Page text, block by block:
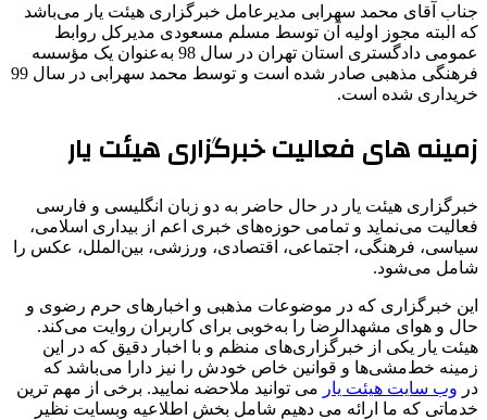
جناب آقای محمد سهرابی مدیرعامل خبرگزاری هیئت یار می‌باشد
که البته مجوز اولیه آن توسط مسلم مسعودی مدیرکل روابط‌
عمومی دادگستری استان تهران در سال 98 به‌عنوان یک مؤسسه
فرهنگی مذهبی صادر شده است و توسط محمد سهرابی در سال 99
خریداری شده است.
زمینه های فعالیتخبرگزاری هیئت یار
خبرگزاری هیئت یار در حال حاضر به دو زبان انگلیسی و فارسی
فعالیت می‌نماید و تمامی حوزه‌های خبری اعم از بیداری اسلامی،
سیاسی، فرهنگی، اجتماعی، اقتصادی، ورزشی، بین‌الملل، عکس را
شامل می‌شود.
این خبرگزاری که در موضوعات مذهبی و اخبارهای حرم رضوی و
حال و هوای مشهدالرضا را به‌خوبی برای کاربران روایت می‌کند.
هیئت یار یکی از خبرگزاری‌های منظم و با اخبار دقیق که در این
زمینه خط‌مشی‌ها و قوانین خاص خودش را نیز دارا می‌باشد که
در وب سایت هیئت یار می توانید ملاحضه نمایید. برخی از مهم ترین
خدماتی که ما ارائه می دهیم شامل بخش اطلاعیه وبسایت نظیر